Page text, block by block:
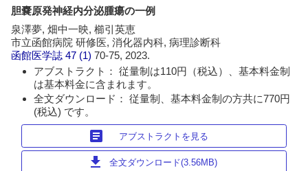
胆嚢原発神経内分泌腫瘍の一例
泉澤夢, 畑中一映, 櫛引英恵
市立函館病院 研修医, 消化器内科, 病理診断科
函館医学誌 47 (1)70-75, 2023.
アブストラクト： 従量制は110円（税込）、基本料金制
は基本料金に含まれます。
全文ダウンロード： 従量制、基本料金制の方共に770円
(税込) です。
article アブストラクトを見る
download 全文ダウンロード(3.56MB)